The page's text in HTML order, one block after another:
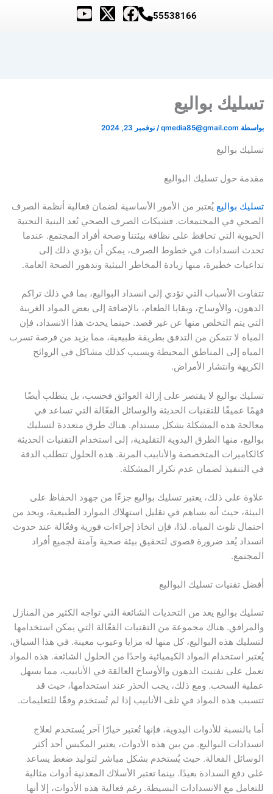
55538166
F
X
r
Y
تسليك بواليع
بواسطة qmedia85@gmail.com
/ نوفمبر 23, 2024
تسليك بواليع
مقدمة حول تسليك البواليع
تسليك بواليع يُعتبر من الأمور الأساسية لضمان فعالية أنظمة الصرف
الصحي في المجتمعات. فشبكات الصرف الصحي تُعد البنية التحتية
الحيوية التي تحافظ على نظافة بيئتنا وصحة أفراد المجتمع. عندما
تحدث انسدادات في خطوط الصرف، يمكن أن يؤدي ذلك إلى
تداعيات خطيرة، منها زيادة المخاطر البيئية وتدهور الصحة العامة.
تتفاوت الأسباب التي تؤدي إلى انسداد البواليع، بما في ذلك تراكم
الدهون، والأوساخ، وبقايا الطعام، بالإضافة إلى بعض المواد الغريبة
التي يتم التخلص منها عن غير قصد. حينما يحدث هذا الانسداد، فإن
المياه لا تتمكن من التدفق بطريقة طبيعية، مما يزيد من فرصة تسرب
المياه إلى المناطق المحيطة ويسبب كذلك مشاكل في الروائح
الكريهة وانتشار الأمراض.
تسليك بواليع لا يقتصر على إزالة العوائق فحسب، بل يتطلب أيضًا
فهمًا عميقًا للتقنيات الحديثة والوسائل الفعّالة التي تساعد في
معالجة هذه المشكلة بشكل مستدام. هناك طرق متعددة لتسليك
بواليع، منها الطرق اليدوية التقليدية، إلى استخدام التقنيات الحديثة
كالكاميرات المتخصصة والأنابيب المرنة. هذه الحلول تتطلب الدقة
في التنفيذ لضمان عدم تكرار المشكلة.
علاوة على ذلك، يعتبر تسليك بواليع جزءًا من جهود الحفاظ على
البيئة، حيث أنه يساهم في تقليل استهلاك الموارد الطبيعية، ويحد من
احتمال تلوث المياه. لذا، فإن اتخاذ إجراءات فورية وفعّالة عند حدوث
انسداد يُعد ضرورة قصوى لتحقيق بيئة صحية وآمنة لجميع أفراد
المجتمع.
أفضل تقنيات تسليك البواليع
تسليك بواليع يعد من التحديات الشائعة التي تواجه الكثير من المنازل
والمرافق. هناك مجموعة من التقنيات الفعّالة التي يمكن استخدامها
لتسليك هذه البواليع، كل منها له مزايا وعيوب معينة. في هذا السياق،
يُعتبر استخدام المواد الكيميائية واحدًا من الحلول الشائعة. هذه المواد
تعمل على تفتيت الدهون والأوساخ العالقة في الأنابيب، مما يسهل
عملية السحب. ومع ذلك، يجب الحذر عند استخدامها، حيث قد
تتسبب هذه المواد في تلف الأنابيب إذا لم تُستخدم وفقًا للتعليمات.
أما بالنسبة للأدوات اليدوية، فإنها تُعتبر خيارًا آخر يُستخدم لعلاج
انسدادات البواليع. من بين هذه الأدوات، يعتبر المكبس أحد أكثر
الوسائل الفعالة. حيث يُستخدم بشكل مباشر لتوليد ضغط يساعد
على دفع السدادة بعيدًا. بينما تعتبر الأسلاك المعدنية أدوات مثالية
للتعامل مع الانسدادات البسيطة. رغم فعالية هذه الأدوات، إلا أنها